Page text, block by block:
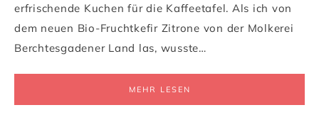
erfrischende Kuchen für die Kaffeetafel. Als ich von
dem neuen Bio-Fruchtkefir Zitrone von der Molkerei
Berchtesgadener Land las, wusste…
MEHR LESEN